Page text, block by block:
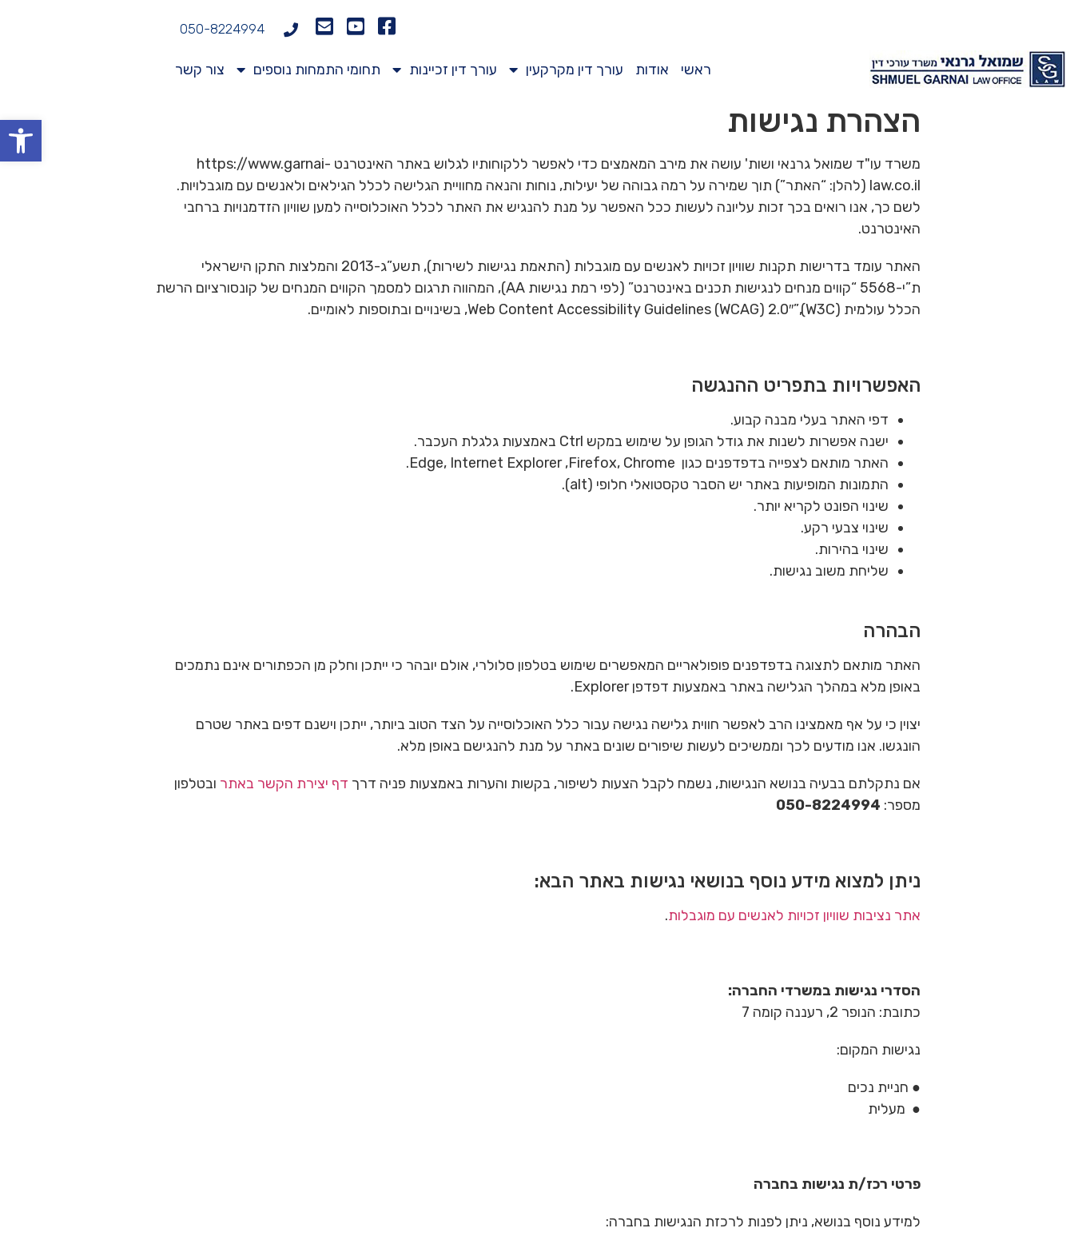
050-8224994
ראשי אודות עורך דין מקרקעין עורך דין זכיינות תחומי התמחות נוספים צור קשר
הצהרת נגישות
משרד עו"ד שמואל גרנאי ושות' עושה את מירב המאמצים כדי לאפשר ללקוחותיו לגלוש באתר האינטרנט https://www.garnai-
law.co.il (להלן: “האתר”) תוך שמירה על רמה גבוהה של יעילות, נוחות והנאה מחוויית הגלישה לכלל הגילאים ולאנשים עם מוגבלויות.
לשם כך, אנו רואים בכך זכות עליונה לעשות ככל האפשר על מנת להנגיש את האתר לכלל האוכלוסייה למען שוויון הזדמנויות ברחבי
האינטרנט.
האתר עומד בדרישות תקנות שוויון זכויות לאנשים עם מוגבלות (התאמת נגישות לשירות), תשע”ג-2013 והמלצות התקן הישראלי
ת”י-5568 “קווים מנחים לנגישות תכנים באינטרנט” (לפי רמת נגישות AA), המהווה תרגום למסמך הקווים המנחים של קונסורציום הרשת
הכלל עולמית (W3C),”Web Content Accessibility Guidelines (WCAG) 2.0″, בשינויים ובתוספות לאומיים.
האפשרויות בתפריט ההנגשה
דפי האתר בעלי מבנה קבוע.
ישנה אפשרות לשנות את גודל הגופן על שימוש במקש Ctrl באמצעות גלגלת העכבר.
האתר מותאם לצפייה בדפדפנים כגון Firefox, Chrome,‏ Edge, Internet Explorer.
התמונות המופיעות באתר יש הסבר טקסטואלי חלופי (alt).
שינוי הפונט לקריא יותר.
שינוי צבעי רקע.
שינוי בהירות.
שליחת משוב נגישות.
הבהרה
האתר מותאם לתצוגה בדפדפנים פופולאריים המאפשרים שימוש בטלפון סלולרי, אולם יובהר כי ייתכן וחלק מן הכפתורים אינם נתמכים
באופן מלא במהלך הגלישה באתר באמצעות דפדפן Explorer.
יצוין כי על אף מאמצינו הרב לאפשר חווית גלישה נגישה עבור כלל האוכלוסייה על הצד הטוב ביותר, ייתכן וישנם דפים באתר שטרם
הונגשו. אנו מודעים לכך וממשיכים לעשות שיפורים שונים באתר על מנת להנגישם באופן מלא.
אם נתקלתם בבעיה בנושא הנגישות, נשמח לקבל הצעות לשיפור, בקשות והערות באמצעות פניה דרך דף יצירת הקשר באתר ובטלפון
מספר: 050-8224994
ניתן למצוא מידע נוסף בנושאי נגישות באתר הבא:
אתר נציבות שוויון זכויות לאנשים עם מוגבלות.
הסדרי נגישות במשרדי החברה:
כתובת: הנופר 2, רעננה קומה 7
נגישות המקום:
● חניית נכים
● מעלית
פרטי רכז/ת נגישות בחברה
למידע נוסף בנושא, ניתן לפנות לרכזת הנגישות בחברה: